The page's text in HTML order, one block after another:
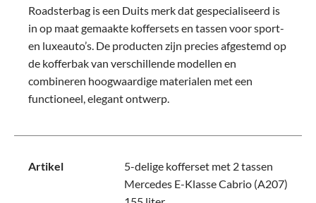
Roadsterbag is een Duits merk dat gespecialiseerd is
in op maat gemaakte koffersets en tassen voor sport-
en luxeauto’s. De producten zijn precies afgestemd op
de kofferbak van verschillende modellen en
combineren hoogwaardige materialen met een
functioneel, elegant ontwerp.
Artikel
5-delige kofferset met 2 tassen
Mercedes E-Klasse Cabrio (A207)